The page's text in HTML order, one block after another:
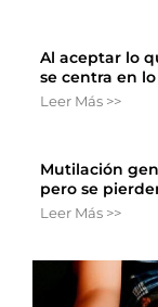
Al aceptar lo
se centra en
Leer Más >>
Mutilación
pero se
Leer Más >>